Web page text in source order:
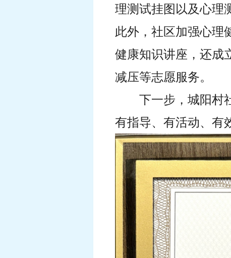
理测试挂图以及心理
此外，社区加强心理
健康知识讲座，还成
减压等志愿服务。
下一步，城阳村
有指导、有活动、有